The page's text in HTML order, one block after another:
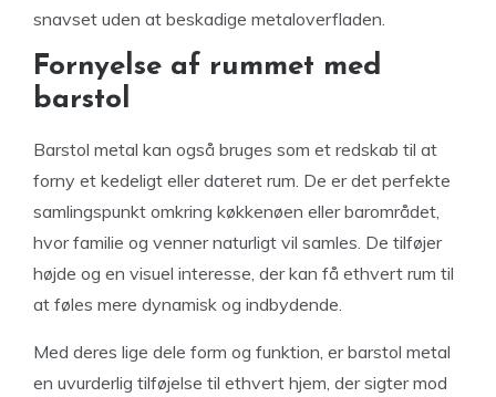
snavset uden at beskadige metaloverfladen.
Fornyelse af rummet med
barstol
Barstol metal kan også bruges som et redskab til at
forny et kedeligt eller dateret rum. De er det perfekte
samlingspunkt omkring køkkenøen eller barområdet,
hvor familie og venner naturligt vil samles. De tilføjer
højde og en visuel interesse, der kan få ethvert rum til
at føles mere dynamisk og indbydende.
Med deres lige dele form og funktion, er barstol metal
en uvurderlig tilføjelse til ethvert hjem, der sigter mod